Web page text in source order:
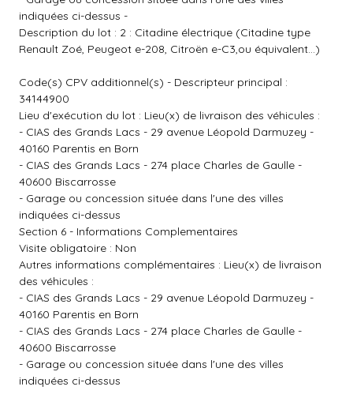
indiquées ci-dessus -
Description du lot : 2 : Citadine électrique (Citadine type
Renault Zoé, Peugeot e-208, Citroën e-C3,ou équivalent...)
Code(s) CPV additionnel(s) - Descripteur principal :
34144900
Lieu d'exécution du lot : Lieu(x) de livraison des véhicules :
- CIAS des Grands Lacs - 29 avenue Léopold Darmuzey -
40160 Parentis en Born
- CIAS des Grands Lacs - 274 place Charles de Gaulle -
40600 Biscarrosse
- Garage ou concession située dans l'une des villes
indiquées ci-dessus
Section 6 - Informations Complementaires
Visite obligatoire : Non
Autres informations complémentaires : Lieu(x) de livraison
des véhicules :
- CIAS des Grands Lacs - 29 avenue Léopold Darmuzey -
40160 Parentis en Born
- CIAS des Grands Lacs - 274 place Charles de Gaulle -
40600 Biscarrosse
- Garage ou concession située dans l'une des villes
indiquées ci-dessus